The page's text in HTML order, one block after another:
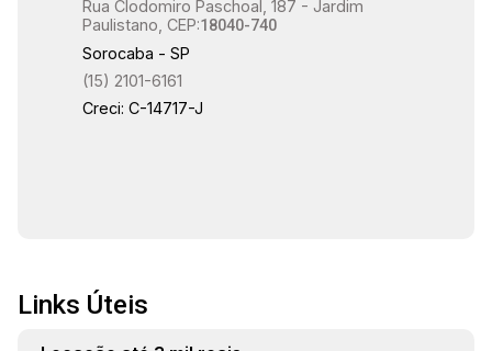
Rua Clodomiro Paschoal, 187 - Jardim
Paulistano, CEP:18040-740
Sorocaba - SP
(15) 2101-6161
Creci: C-14717-J
Links Úteis